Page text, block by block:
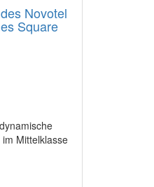
Novotel
Square
Mittelklasse